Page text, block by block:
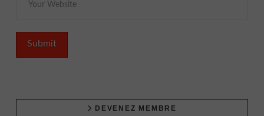
DEVENEZ MEMBRE